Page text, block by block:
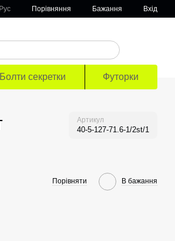
Рус Порівняння Бажання Вхід
Болти секретки Футорки
Артикул
40-5-127-71.6-1/2st/1
Порівняти В бажання